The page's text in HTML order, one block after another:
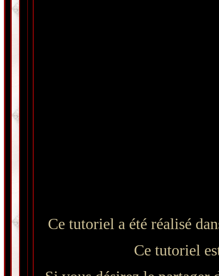
Ce tutoriel a été réalisé
Ce tutoriel